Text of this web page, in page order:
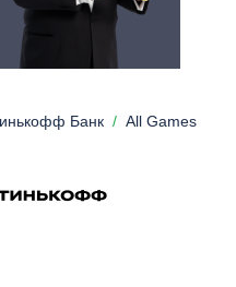
Банк All Games